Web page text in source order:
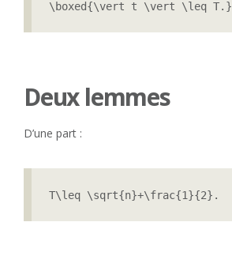
\boxed{\vert t \vert \leq T.}
Deux lemmes
D’une part :
T\leq \sqrt{n}+\frac{1}{2}.